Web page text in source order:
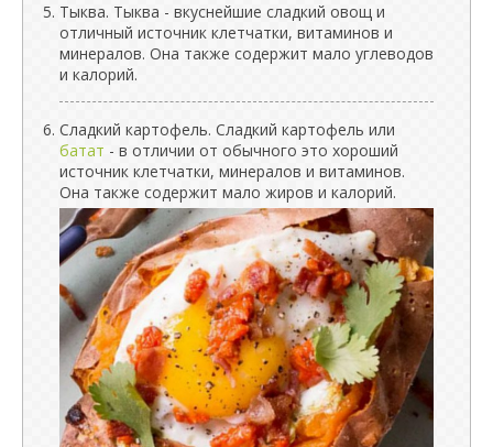
Тыква. Тыква - вкуснейшие сладкий овощ и
отличный источник клетчатки, витаминов и
минералов. Она также содержит мало углеводов
и калорий.
Сладкий картофель. Сладкий картофель или
батат - в отличии от обычного это хороший
источник клетчатки, минералов и витаминов.
Она также содержит мало жиров и калорий.